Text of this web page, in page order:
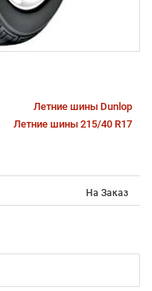
Летние шины Dunlop
Летние шины 215/40 R17
На Заказ